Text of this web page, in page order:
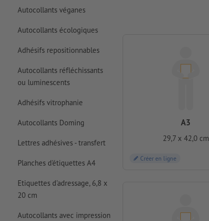
Autocollants véganes
Autocollants écologiques
Adhésifs repositionnables
Autocollants réfléchissants
ou luminescents
Adhésifs vitrophanie
Autocollants Doming
Lettres adhésives - transfert
Planches d'étiquettes A4
Etiquettes d'adressage, 6,8 x
20 cm
Autocollants avec impression
A3
29,7 x 42,0 cm
Créer en ligne